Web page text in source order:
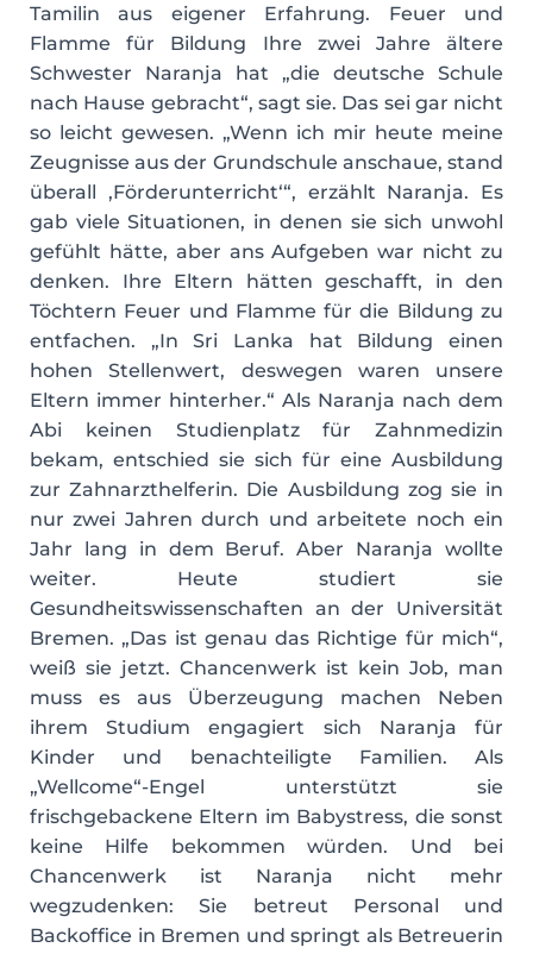
Tamilin aus eigener Erfahrung. Feuer und
Flamme für Bildung Ihre zwei Jahre ältere
Schwester Naranja hat „die deutsche Schule
nach Hause gebracht“, sagt sie. Das sei gar nicht
so leicht gewesen. „Wenn ich mir heute meine
Zeugnisse aus der Grundschule anschaue, stand
überall ,Förderunterricht‘“, erzählt Naranja. Es
gab viele Situationen, in denen sie sich unwohl
gefühlt hätte, aber ans Aufgeben war nicht zu
denken. Ihre Eltern hätten geschafft, in den
Töchtern Feuer und Flamme für die Bildung zu
entfachen. „In Sri Lanka hat Bildung einen
hohen Stellenwert, deswegen waren unsere
Eltern immer hinterher.“ Als Naranja nach dem
Abi keinen Studienplatz für Zahnmedizin
bekam, entschied sie sich für eine Ausbildung
zur Zahnarzthelferin. Die Ausbildung zog sie in
nur zwei Jahren durch und arbeitete noch ein
Jahr lang in dem Beruf. Aber Naranja wollte
weiter. Heute studiert sie
Gesundheitswissenschaften an der Universität
Bremen. „Das ist genau das Richtige für mich“,
weiß sie jetzt. Chancenwerk ist kein Job, man
muss es aus Überzeugung machen Neben
ihrem Studium engagiert sich Naranja für
Kinder und benachteiligte Familien. Als
„Wellcome“-Engel unterstützt sie
frischgebackene Eltern im Babystress, die sonst
keine Hilfe bekommen würden. Und bei
Chancenwerk ist Naranja nicht mehr
wegzudenken: Sie betreut Personal und
Backoffice in Bremen und springt als Betreuerin